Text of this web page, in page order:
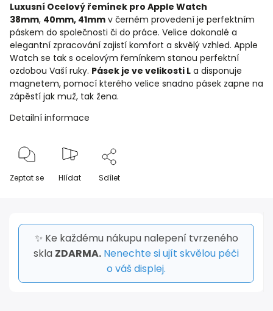
Luxusní Ocelový řemínek pro Apple Watch
38mm, 40mm, 41mm v černém provedení je perfektním
páskem do společnosti či do práce. Velice dokonalé a
elegantní zpracování zajistí komfort a skvělý vzhled. Apple
Watch se tak s ocelovým řemínkem stanou perfektní
ozdobou Vaší ruky. Pásek je ve velikosti L a disponuje
magnetem, pomocí kterého velice snadno pásek zapne na
zápěstí jak muž, tak žena.
Detailní informace
Zeptat se Hlídat Sdílet
✨ Ke každému nákupu nalepení tvrzeného
skla ZDARMA. Nenechte si ujít skvělou péči
o váš displej.